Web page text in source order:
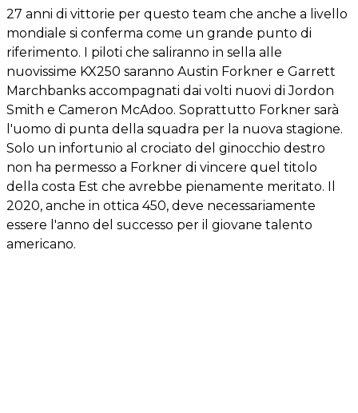
27 anni di vittorie per questo team che anche a livello
mondiale si conferma come un grande punto di
riferimento. I piloti che saliranno in sella alle
nuovissime KX250 saranno Austin Forkner e Garrett
Marchbanks accompagnati dai volti nuovi di Jordon
Smith e Cameron McAdoo. Soprattutto Forkner sarà
l'uomo di punta della squadra per la nuova stagione.
Solo un infortunio al crociato del ginocchio destro
non ha permesso a Forkner di vincere quel titolo
della costa Est che avrebbe pienamente meritato. Il
2020, anche in ottica 450, deve necessariamente
essere l'anno del successo per il giovane talento
americano.